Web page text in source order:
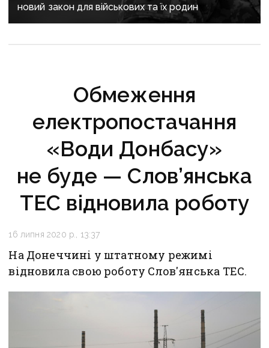
новий закон для військових та їх родин
Обмеження
електропостачання
«Води Донбасу»
не буде — Слов’янська
ТЕС відновила роботу
16 липня 2020 р., 13:37
На Донеччині у штатному режимі
відновила свою роботу Слов'янська ТЕС.